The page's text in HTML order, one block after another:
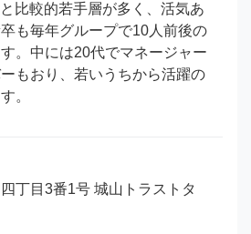
比較的若手層が多く、活気あ
も毎年グループで10人前後の
。中には20代でマネージャー
もおり、若いうちから活躍の
。
丁目3番1号 城山トラストタ